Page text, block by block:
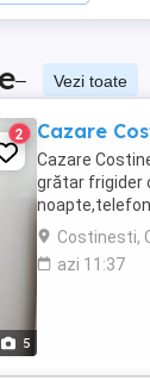
– Vezi toate
5
2 Cazare
Cazare
grătar frigider
noapte,telefon
Costinesti,
azi 11:37